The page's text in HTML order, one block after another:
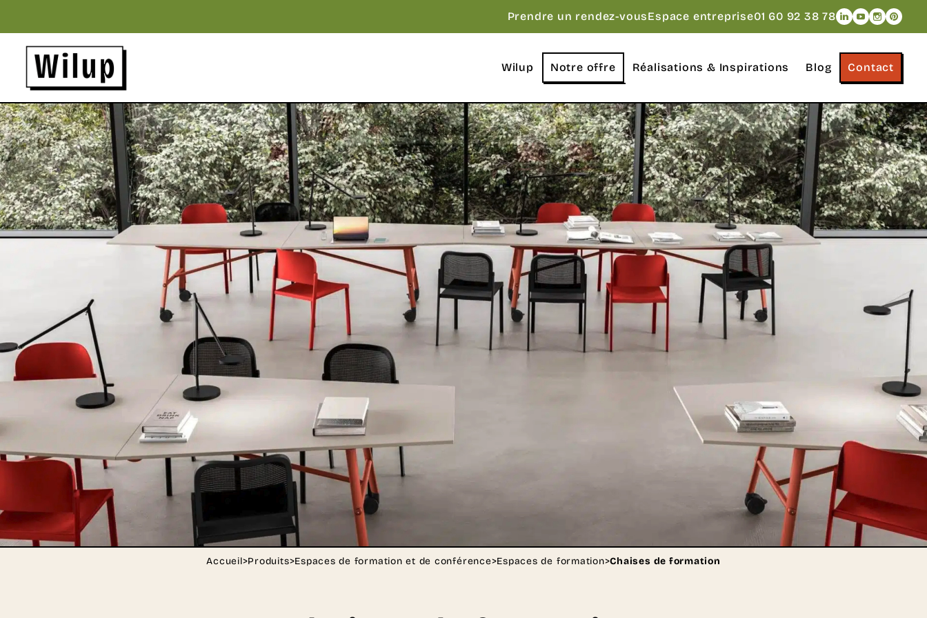
Prendre un rendez-vousEspace entreprise01 60 92 38 78Naviguer vers
Naviguer
Naviguer
Revenir sur la page d'accueil
Wilup
Notre offre Réalisations & Inspirations Blog Contact
Accueil>Produits>Espaces de formation et de conférence>Espaces de formation>Chaises de formation